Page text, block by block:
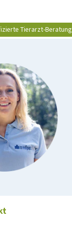
Tierarzt-Beratung